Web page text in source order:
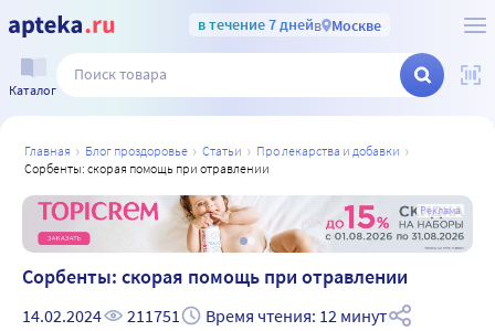
в течение 7 днейв Москве
Каталог
главная блог проздоровье статьи
про лекарства и добавки
сорбенты: скорая помощь при отравлении
Реклама
Сорбенты: скорая помощь при отравлении
14.02.2024 211751 Время чтения: 12 минут